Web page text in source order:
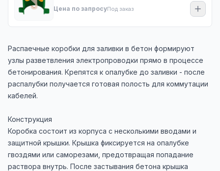
Цена по запросуПод заказ
Распаечные коробки для заливки в бетон формируют
узлы разветвления электропроводки прямо в процессе
бетонирования. Крепятся к опалубке до заливки - после
распалубки получается готовая полость для коммутации
кабелей.
Конструкция
Коробка состоит из корпуса с несколькими вводами и
защитной крышки. Крышка фиксируется на опалубке
гвоздями или саморезами, предотвращая попадание
раствора внутрь. После застывания бетона крышка